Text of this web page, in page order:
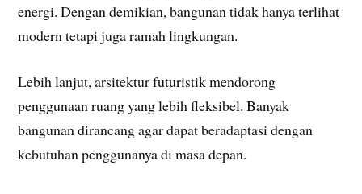
energi. Dengan demikian, bangunan tidak hanya terlihat
modern tetapi juga ramah lingkungan.
Lebih lanjut, arsitektur futuristik mendorong
penggunaan ruang yang lebih fleksibel. Banyak
bangunan dirancang agar dapat beradaptasi dengan
kebutuhan penggunanya di masa depan.